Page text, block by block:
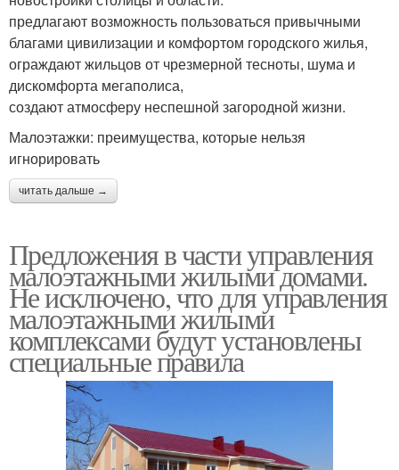
предлагают возможность пользоваться привычными
благами цивилизации и комфортом городского жилья,
ограждают жильцов от чрезмерной тесноты, шума и
дискомфорта мегаполиса,
создают атмосферу неспешной загородной жизни.
Малоэтажки: преимущества, которые нельзя
игнорировать
читать дальше →
Предложения в части управления
малоэтажными жилыми домами.
Не исключено, что для управления
малоэтажными жилыми
комплексами будут установлены
специальные правила